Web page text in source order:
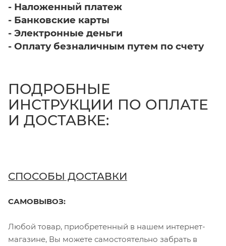
- Наложенный платеж
- Банковские карты
- Электронные деньги
- Оплату безналичным путем по счету
ПОДРОБНЫЕ
ИНСТРУКЦИИ ПО ОПЛАТЕ
И ДОСТАВКЕ:
СПОСОБЫ ДОСТАВКИ
САМОВЫВОЗ:
Любой товар, приобретенный в нашем интернет-
магазине, Вы можете самостоятельно забрать в